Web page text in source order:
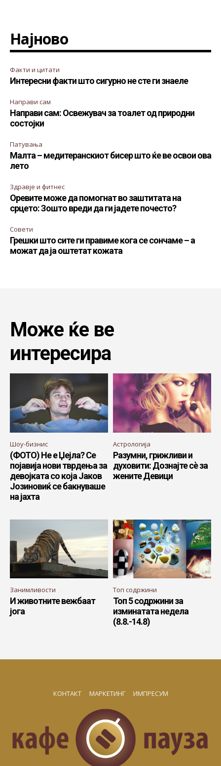
Најново
Факти и цитати
Интересни факти што сигурно не сте ги знаеле
Направи сам
Направи сам: Освежувач за тоалет од природни
состојки
Патувања
Малта – медитеранскиот бисер што ќе ве освои ова
лето
Здравје и фитнес
Оревите може да помогнат во заштитата на
срцето: Зошто вреди да ги јадете почесто?
Совети
Грешки што сите ги правиме кога се сончаме – а
можат да ја оштетат кожата
Може ќе ве
интересира
Шоу-бизнис
(ФОТО) Не е Џејла? Се
појавија нови тврдења за
девојката со која Јаков
Јозиновиќ се бакнуваше
на јахта
Астрологија
Разумни, грижливи и
духовити: Дознајте сè за
жените Девици
Занимливости
И животните вежбаат
јога
Топ содржини
Топ 5 содржини за
изминатата недела
(8.8.-14.8)
КОНТАКТ МАРКЕТИНГ ИМПРЕСУМ